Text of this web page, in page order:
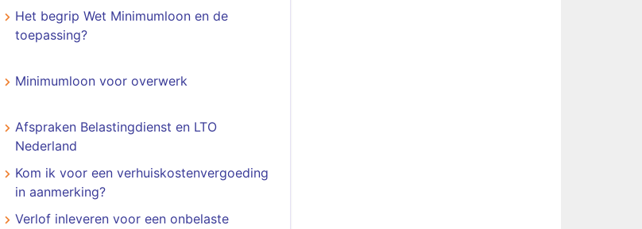
Het begrip Wet Minimumloon en de
toepassing?
Minimumloon voor overwerk
Afspraken Belastingdienst en LTO
Nederland
Kom ik voor een verhuiskostenvergoeding
in aanmerking?
Verlof inleveren voor een onbelaste